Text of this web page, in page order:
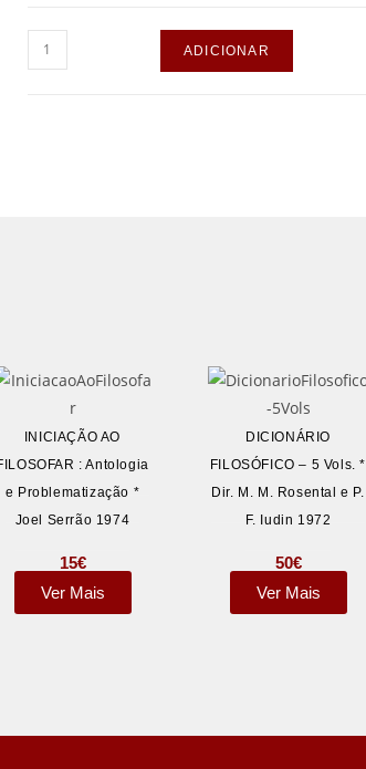
ADICIONAR
INICIAÇÃO AO
: Antologia
e Problematização *
Joel Serrão 1974
15€
Ver Mais
DICIONÁRIO
FILOSÓFICO – 5 Vols. *
Dir. M. M. Rosental e P.
F. Iudin 1972
50€
Ver Mais